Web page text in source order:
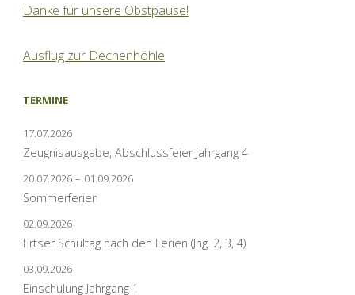
Danke für unsere Obstpause!
Ausflug zur Dechenhöhle
TERMINE
17.07.2026
Zeugnisausgabe, Abschlussfeier Jahrgang 4
20.07.2026 – 01.09.2026
Sommerferien
02.09.2026
Ertser Schultag nach den Ferien (Jhg. 2, 3, 4)
03.09.2026
Einschulung Jahrgang 1